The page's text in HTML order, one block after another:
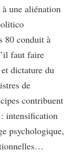
une aliénation
80 conduit à
faut faire
dictature du
de
contribuent
intensification
psychologique,